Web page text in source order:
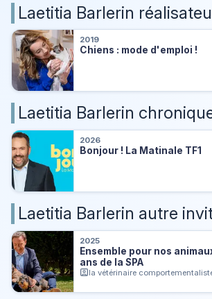
Laetitia Barlerin
2019
Chiens : mode d'emploi !
Laetitia Barlerin
2026
Bonjour ! La Matinale TF1
Laetitia Barlerin autre
2025
Ensemble pour nos
ans de la SPA
la vétérinaire